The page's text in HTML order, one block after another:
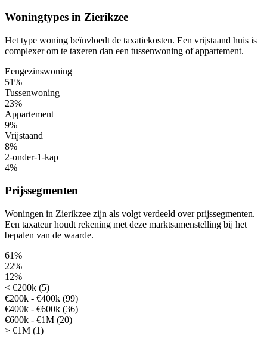
Woningtypes in Zierikzee
Het type woning beïnvloedt de taxatiekosten. Een vrijstaand huis is
complexer om te taxeren dan een tussenwoning of appartement.
Eengezinswoning
51%
Tussenwoning
23%
Appartement
9%
Vrijstaand
8%
2-onder-1-kap
4%
Prijssegmenten
Woningen in Zierikzee zijn als volgt verdeeld over prijssegmenten.
Een taxateur houdt rekening met deze marktsamenstelling bij het
bepalen van de waarde.
61%
22%
12%
< €200k (5)
€200k - €400k (99)
€400k - €600k (36)
€600k - €1M (20)
> €1M (1)